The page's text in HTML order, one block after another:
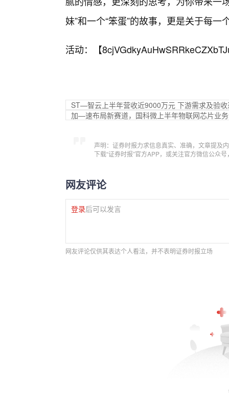
妹”和一个“笨蛋”的故事，更是关于每
活动：【
ST—智云上半年营收近9000万元 下游需求及验
加—速布局新赛道，国科微上半年物联网芯片业
声明：证券时报力求信息真实、准确，文章提及
下载“证券时报”官方APP，或关注官方微信公众
网友评论
登录后可以发言
网友评论仅供其表达个人看法，并不表明证券时报立场